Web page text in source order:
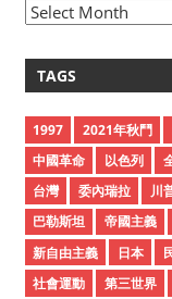
A
h
v
e
s
TAGS
1997 2021年秋鬥
中國革命
以色列
台灣
委內瑞拉 川
巴勒斯坦
帝國主義
新自由主義
日本
社會運動
第三世界